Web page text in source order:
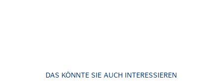
DAS KÖNNTE SIE AUCH INTERESSIEREN